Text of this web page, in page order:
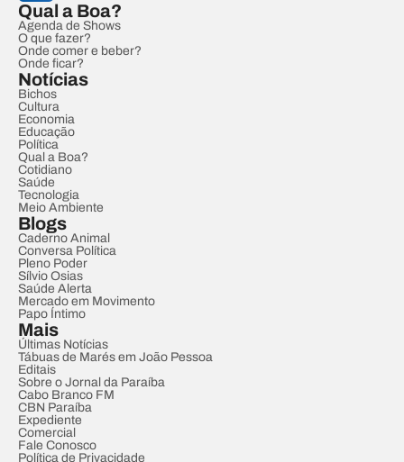
Qual a Boa?
Agenda de Shows
O que fazer?
Onde comer e beber?
Onde ficar?
Notícias
Bichos
Cultura
Economia
Educação
Política
Qual a Boa?
Cotidiano
Saúde
Tecnologia
Meio Ambiente
Blogs
Caderno Animal
Conversa Política
Pleno Poder
Sílvio Osias
Saúde Alerta
Mercado em Movimento
Papo Íntimo
Mais
Últimas Notícias
Tábuas de Marés em João Pessoa
Editais
Sobre o Jornal da Paraíba
Cabo Branco FM
CBN Paraíba
Expediente
Comercial
Fale Conosco
Política de Privacidade